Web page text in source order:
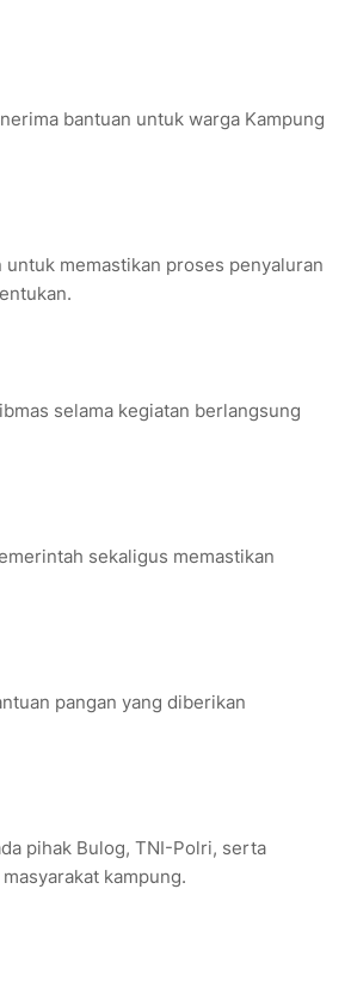
bantuan untuk warga Kampung
memastikan proses penyaluran
selama kegiatan berlangsung
sekaligus memastikan
pangan yang diberikan
pihak Bulog, TNI-Polri, serta
kampung.